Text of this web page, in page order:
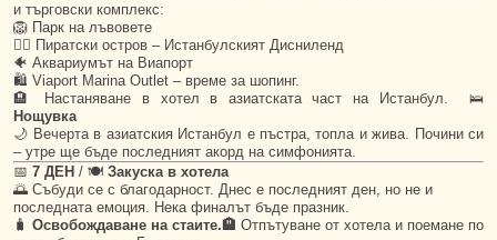
и търговски комплекс:
🦁 Парк на лъвовете
🏴‍☠️ Пиратски остров – Истанбулският Дисниленд
🐠 Аквариумът на Виапорт
🛍 Viaport Marina Outlet – време за шопинг.
🏨 Настаняване в хотел в азиатската част на Истанбул. 🛌
Нощувка
🌙 Вечерта в азиатския Истанбул е пъстра, топла и жива. Почини си
– утре ще бъде последният акорд на симфонията.
📅 7 ДЕН / 🍽 Закуска в хотела
🌅 Събуди се с благодарност. Днес е последният ден, но не и
последната емоция. Нека финалът бъде празник.
🧳 Освобождаване на стаите.🏨 Отпътуване от хотела и поемане по